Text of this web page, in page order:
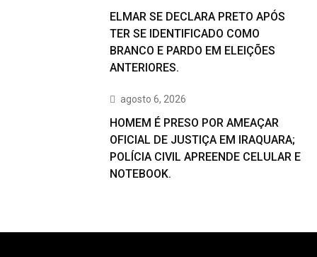
ELMAR SE DECLARA PRETO APÓS
TER SE IDENTIFICADO COMO
BRANCO E PARDO EM ELEIÇÕES
ANTERIORES.
agosto 6, 2026
HOMEM É PRESO POR AMEAÇAR
OFICIAL DE JUSTIÇA EM IRAQUARA;
POLÍCIA CIVIL APREENDE CELULAR E
NOTEBOOK.